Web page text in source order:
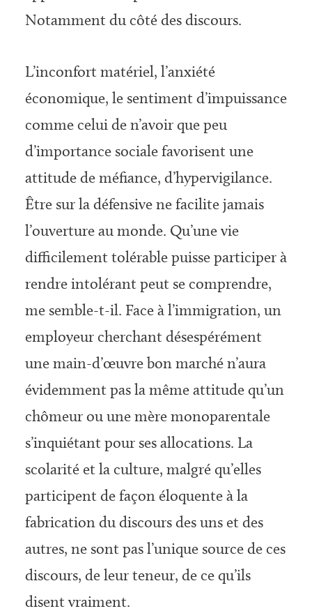
Notamment du côté des discours.
L’inconfort matériel, l’anxiété
économique, le sentiment d’impuissance
comme celui de n’avoir que peu
d’importance sociale favorisent une
attitude de méfiance, d’hypervigilance.
Être sur la défensive ne facilite jamais
l’ouverture au monde. Qu’une vie
difficilement tolérable puisse participer à
rendre intolérant peut se comprendre,
me semble-t-il. Face à l’immigration, un
employeur cherchant désespérément
une main-d’œuvre bon marché n’aura
évidemment pas la même attitude qu’un
chômeur ou une mère monoparentale
s’inquiétant pour ses allocations. La
scolarité et la culture, malgré qu’elles
participent de façon éloquente à la
fabrication du discours des uns et des
autres, ne sont pas l’unique source de ces
discours, de leur teneur, de ce qu’ils
disent vraiment.